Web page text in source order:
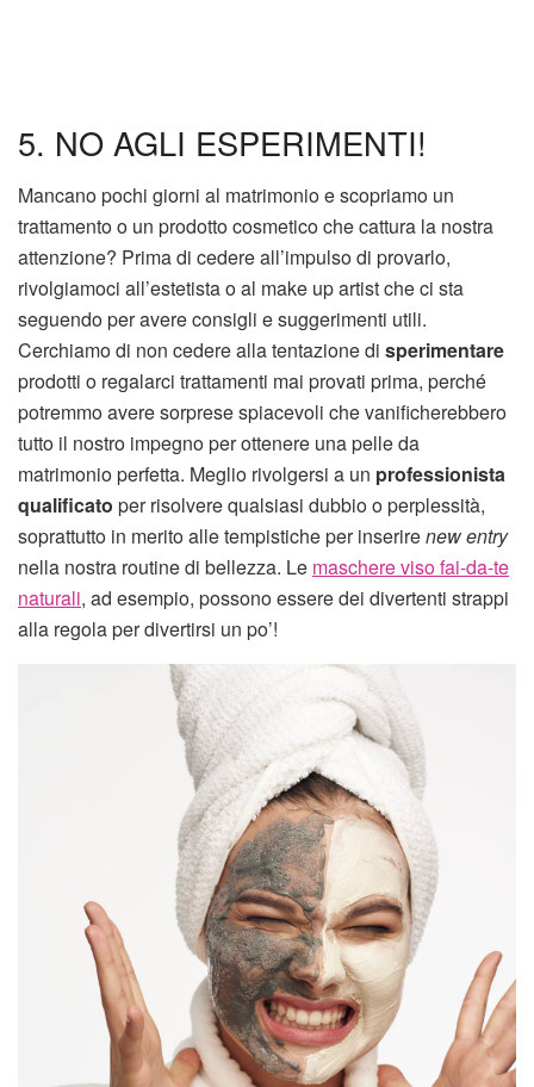
5. NO AGLI ESPERIMENTI!
Mancano pochi giorni al matrimonio e scopriamo un
trattamento o un prodotto cosmetico che cattura la nostra
attenzione? Prima di cedere all’impulso di provarlo,
rivolgiamoci all’estetista o al make up artist che ci sta
seguendo per avere consigli e suggerimenti utili.
Cerchiamo di non cedere alla tentazione di sperimentare
prodotti o regalarci trattamenti mai provati prima, perché
potremmo avere sorprese spiacevoli che vanificherebbero
tutto il nostro impegno per ottenere una pelle da
matrimonio perfetta. Meglio rivolgersi a un professionista
qualificato per risolvere qualsiasi dubbio o perplessità,
soprattutto in merito alle tempistiche per inserirenew entry
nella nostra routine di bellezza. Le maschere viso fai-da-te
naturali, ad esempio, possono essere dei divertenti strappi
alla regola per divertirsi un po’!